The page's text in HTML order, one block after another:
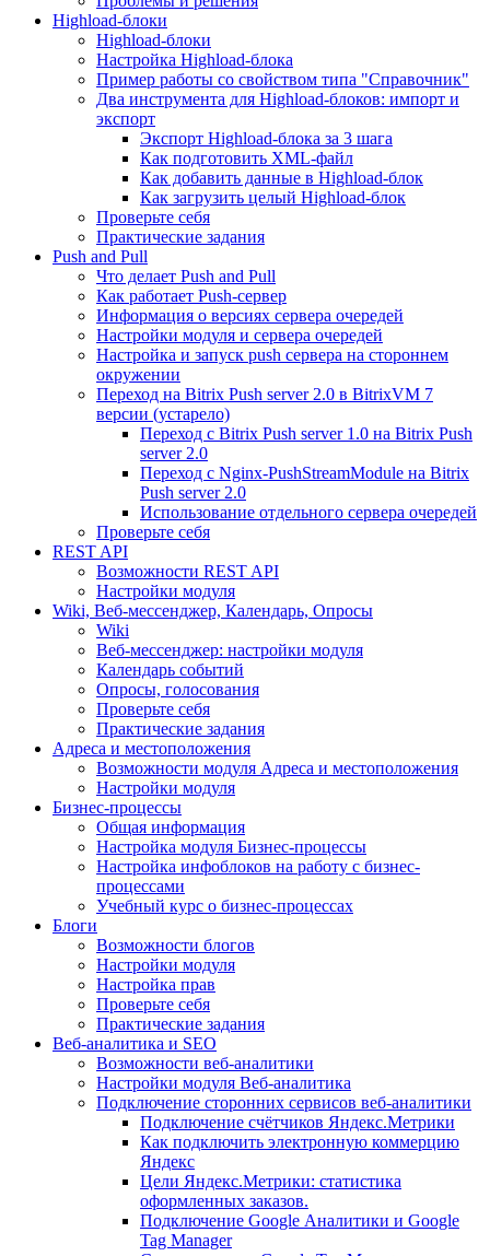
Highload-блоки
Highload-блоки
Настройка Highload-блока
Пример работы со свойством типа "Справочник"
Два инструмента для Highload-блоков: импорт и
экспорт
Экспорт Highload-блока за 3 шага
Как подготовить XML-файл
Как добавить данные в Highload-блок
Как загрузить целый Highload-блок
Проверьте себя
Практические задания
Push and Pull
Что делает Push and Pull
Как работает Push-сервер
Информация о версиях сервера очередей
Настройки модуля и сервера очередей
Настройка и запуск push сервера на стороннем
окружении
Переход на Bitrix Push server 2.0 в BitrixVM 7
версии (устарело)
Переход с Bitrix Push server 1.0 на Bitrix Push
server 2.0
Переход с Nginx-PushStreamModule на Bitrix
Push server 2.0
Использование отдельного сервера очередей
Проверьте себя
REST API
Возможности REST API
Настройки модуля
Wiki, Веб-мессенджер, Календарь, Опросы
Wiki
Веб-мессенджер: настройки модуля
Календарь событий
Опросы, голосования
Проверьте себя
Практические задания
Адреса и местоположения
Возможности модуля Адреса и местоположения
Настройки модуля
Бизнес-процессы
Общая информация
Настройка модуля Бизнес-процессы
Настройка инфоблоков на работу с бизнес-
процессами
Учебный курс о бизнес-процессах
Блоги
Возможности блогов
Настройки модуля
Настройка прав
Проверьте себя
Практические задания
Веб-аналитика и SEO
Возможности веб-аналитики
Настройки модуля Веб-аналитика
Подключение сторонних сервисов веб-аналитики
Подключение счётчиков Яндекс.Метрики
Как подключить электронную коммерцию
Яндекс
Цели Яндекс.Метрики: статистика
оформленных заказов.
Подключение Google Аналитики и Google
Tag Manager